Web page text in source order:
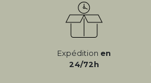
Expédition en
24/72h